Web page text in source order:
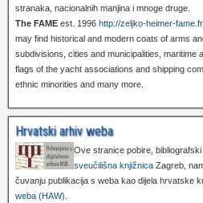
stranaka, nacionalnih manjina i mnoge druge.
The FAME est. 1996 http://zeljko-heimer-
may find historical and modern coats of arms
subdivisions, cities and municipalities, maritime
flags of the yacht associations and shipping
ethnic minorities and many more.
Hrvatski arhiv weba
Ove stranice pobire,
sveučilišna knjižnica Zagreb,
čuvanju publikacija s weba kao dijela hrvatske
weba (HAW)